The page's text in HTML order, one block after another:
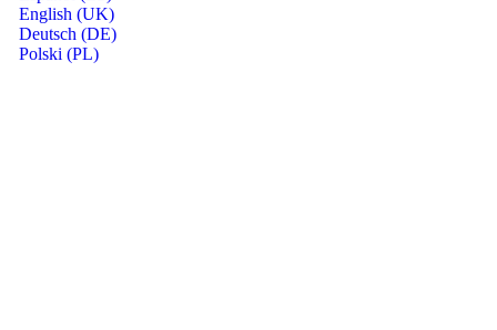
English (UK)
Deutsch (DE)
Polski (PL)